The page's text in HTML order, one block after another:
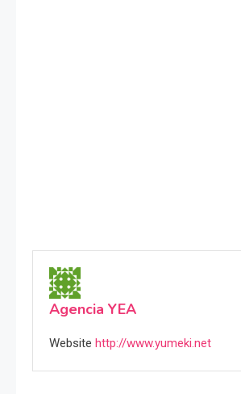
Agencia YEA
Website http://www.yumeki.net